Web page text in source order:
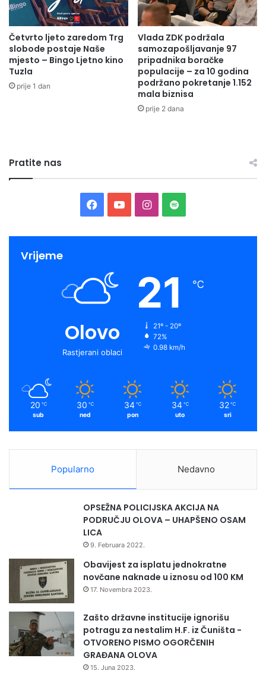
Četvrto ljeto zaredom Trg
slobode postaje Naše
mjesto – Bingo Ljetno kino
Tuzla
prije 1 dan
Vlada ZDK podržala
samozapošljavanje 97
pripadnika boračke
populacije – za 10 godina
podržano pokretanje 1.152
mala biznisa
prije 2 dana
Pratite nas
Facebook
YouTubeInstagram
Spotify
Vrijeme
Olovo
Rastjerani oblaci
21 ℃
21º - 20º
72%
0.98 km/h
20 ℃
sub
30 ℃
ned
34 ℃
pon
34 ℃
uto
32 ℃
sri
Popularno Nedavno
OPSEŽNA POLICIJSKA AKCIJA NA
PODRUČJU OLOVA – UHAPŠENO OSAM
LICA
9. Februara 2022.
Obavijest za isplatu jednokratne
novčane naknade u iznosu od 100 KM
17. Novembra 2023.
Zašto državne institucije ignorišu
potragu za nestalim H.F. iz Čuništa -
OTVORENO PISMO OGORČENIH
GRAĐANA OLOVA
15. Juna 2023.